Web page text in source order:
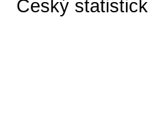
Český